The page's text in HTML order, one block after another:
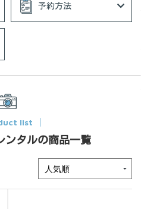
予約方法
list
ンタルの商品一覧